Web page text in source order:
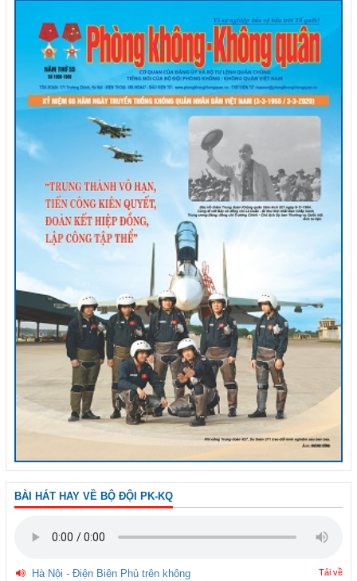
BÀI HÁT HAY VỀ BỘ ĐỘI PK-KQ
Hà Nội - Điện Biên Phủ trên không Tải về